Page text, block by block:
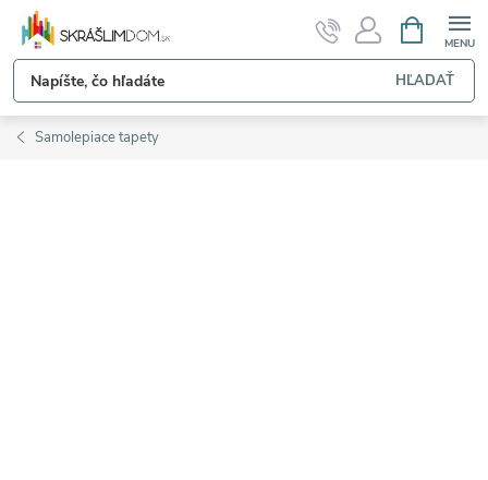
Prejsť
obsah
HĽADAŤ
KOŠÍK
Samolepiace tapety